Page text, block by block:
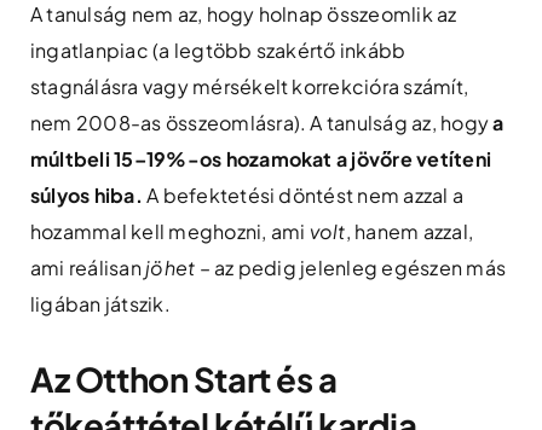
A tanulság nem az, hogy holnap összeomlik az
ingatlanpiac (a legtöbb szakértő inkább
stagnálásra vagy mérsékelt korrekcióra számít,
nem 2008-as összeomlásra). A tanulság az, hogya
múltbeli 15–19%-os hozamokat a jövőre vetíteni
súlyos hiba. A befektetési döntést nem azzal a
hozammal kell meghozni, ami volt, hanem azzal,
ami reálisanjöhet – az pedig jelenleg egészen más
ligában játszik.
Az Otthon Start és a